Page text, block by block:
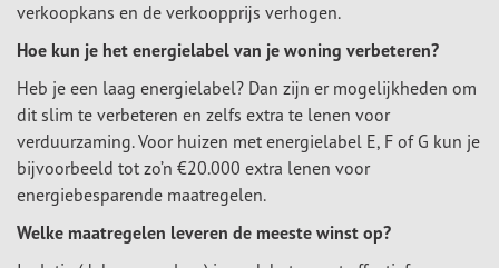
verkoopkans en de verkoopprijs verhogen.
Hoe kun je het energielabel van je woning verbeteren?
Heb je een laag energielabel? Dan zijn er mogelijkheden om
dit slim te verbeteren en zelfs extra te lenen voor
verduurzaming. Voor huizen met energielabel E, F of G kun je
bijvoorbeeld tot zo’n €20.000 extra lenen voor
energiebesparende maatregelen.
Welke maatregelen leveren de meeste winst op?